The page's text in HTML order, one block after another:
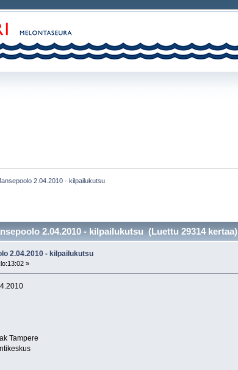
2.04.2010 - kilpailukutsu
2.04.2010 - kilpailukutsu (Luettu 29314 kertaa)
2.04.2010 - kilpailukutsu
»
Tampere